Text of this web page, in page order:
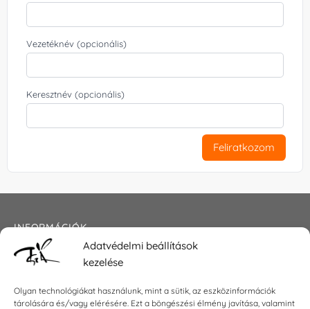
Adatvédelmi beállítások
kezelése
Olyan technológiákat használunk, mint a sütik, az eszközinformációk
tárolására és/vagy elérésére. Ezt a böngészési élmény javítása, valamint
Vezetéknév (opcionális)
Keresztnév (opcionális)
Feliratkozom
INFORMÁCIÓK
Általános szerződési feltételek
Impresszum